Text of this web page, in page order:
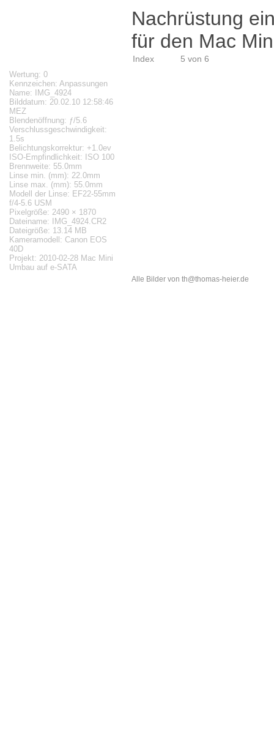
Nachrüstung
für den Mac
Index 5 von 6
Wertung: 0
Kennzeichen: Anpassungen
Name: IMG_4924
Bilddatum: 20.02.10 12:58:46
MEZ
Blendenöffnung: ƒ/5.6
Verschlussgeschwindigkeit:
1.5s
Belichtungskorrektur: +1.0ev
ISO-Empfindlichkeit: ISO 100
Brennweite: 55.0mm
Linse min. (mm): 22.0mm
Linse max. (mm): 55.0mm
Modell der Linse: EF22-55mm
f/4-5.6 USM
Pixelgröße: 2490 × 1870
Dateiname: IMG_4924.CR2
Dateigröße: 13.14 MB
Kameramodell: Canon EOS
40D
Projekt: 2010-02-28 Mac Mini
Umbau auf e-SATA
Alle Bilder von th@thomas-heier.de